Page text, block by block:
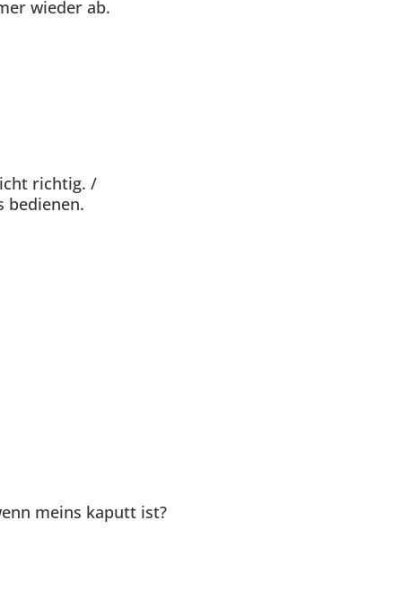
wieder ab.
richtig. /
bedienen.
meins kaputt ist?